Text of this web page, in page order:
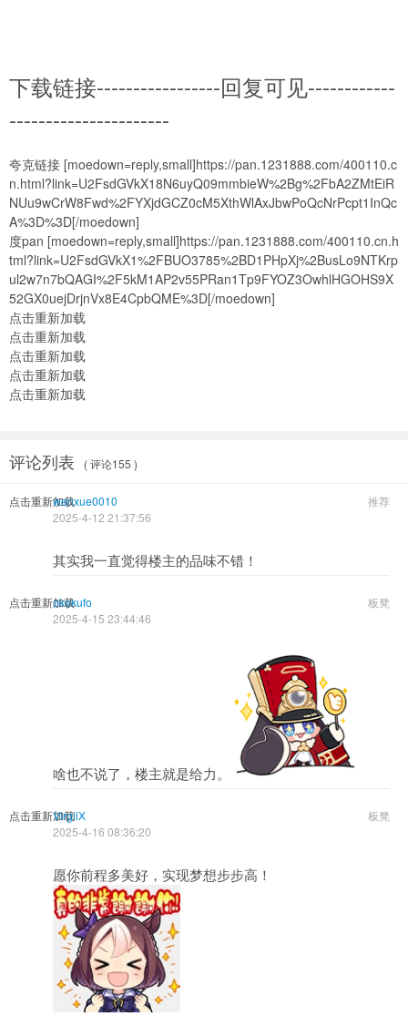
下载链接-----------------回复可见------------
----------------------
夸克链接 [moedown=reply,small]https://pan.1231888.com/400110.c
n.html?link=U2FsdGVkX18N6uyQ09mmbieW%2Bg%2FbA2ZMtEiR
NUu9wCrW8Fwd%2FYXjdGCZ0cM5XthWlAxJbwPoQcNrPcpt1InQc
A%3D%3D[/moedown]
度pan [moedown=reply,small]https://pan.1231888.com/400110.cn.h
tml?link=U2FsdGVkX1%2FBUO3785%2BD1PHpXj%2BusLo9NTKrp
ul2w7n7bQAGI%2F5kM1AP2v55PRan1Tp9FYOZ3OwhlHGOHS9X
52GX0uejDrjnVx8E4CpbQME%3D[/moedown]
点击重新加载
点击重新加载
点击重新加载
点击重新加载
点击重新加载
评论列表 ( 评论155 )
点击重新加载 推荐
wenxue0010
2025-4-12 21:37:56
其实我一直觉得楼主的品味不错！
点击重新加载 板凳
okokufo
2025-4-15 23:44:46
啥也不说了，楼主就是给力。
点击重新加载 板凳
VirgilX
2025-4-16 08:36:20
愿你前程多美好，实现梦想步步高！